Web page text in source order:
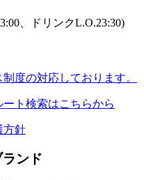
、ドリンクL.O.23:30)
度の対応しております。
ート検索はこちらから
方針
ンド